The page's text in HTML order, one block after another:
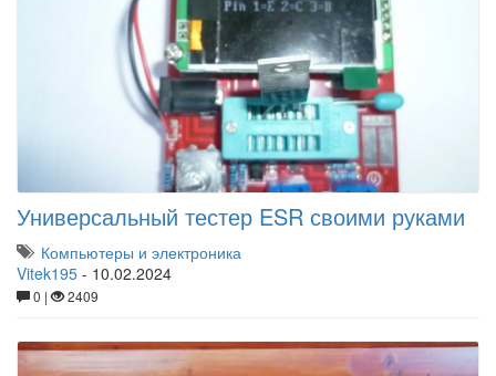
Универсальный тестер ESR своими руками
Компьютеры и электроника
Vitek195 - 10.02.2024
0 | 2409